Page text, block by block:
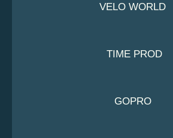
VELO WORLD
TIME PROD
GOPRO